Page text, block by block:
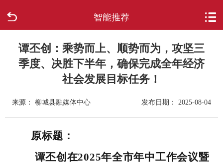
智能推荐
走进柳城
政府信息公开
互动回应
谭丕创：乘势而上、顺势而为，攻坚三
季度、决胜下半年，确保完成全年经济
社会发展目标任务！
来源： 柳城县融媒体中心 发布日期： 2025-08-04
原标题：
谭丕创在2025年全市年中工作会议暨